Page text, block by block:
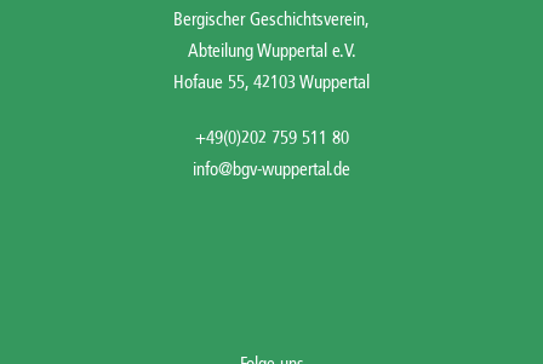
Bergischer Geschichtsverein,
Abteilung Wuppertal e.V.
Hofaue 55, 42103 Wuppertal
+49(0)202 759 511 80
info@bgv-wuppertal.de